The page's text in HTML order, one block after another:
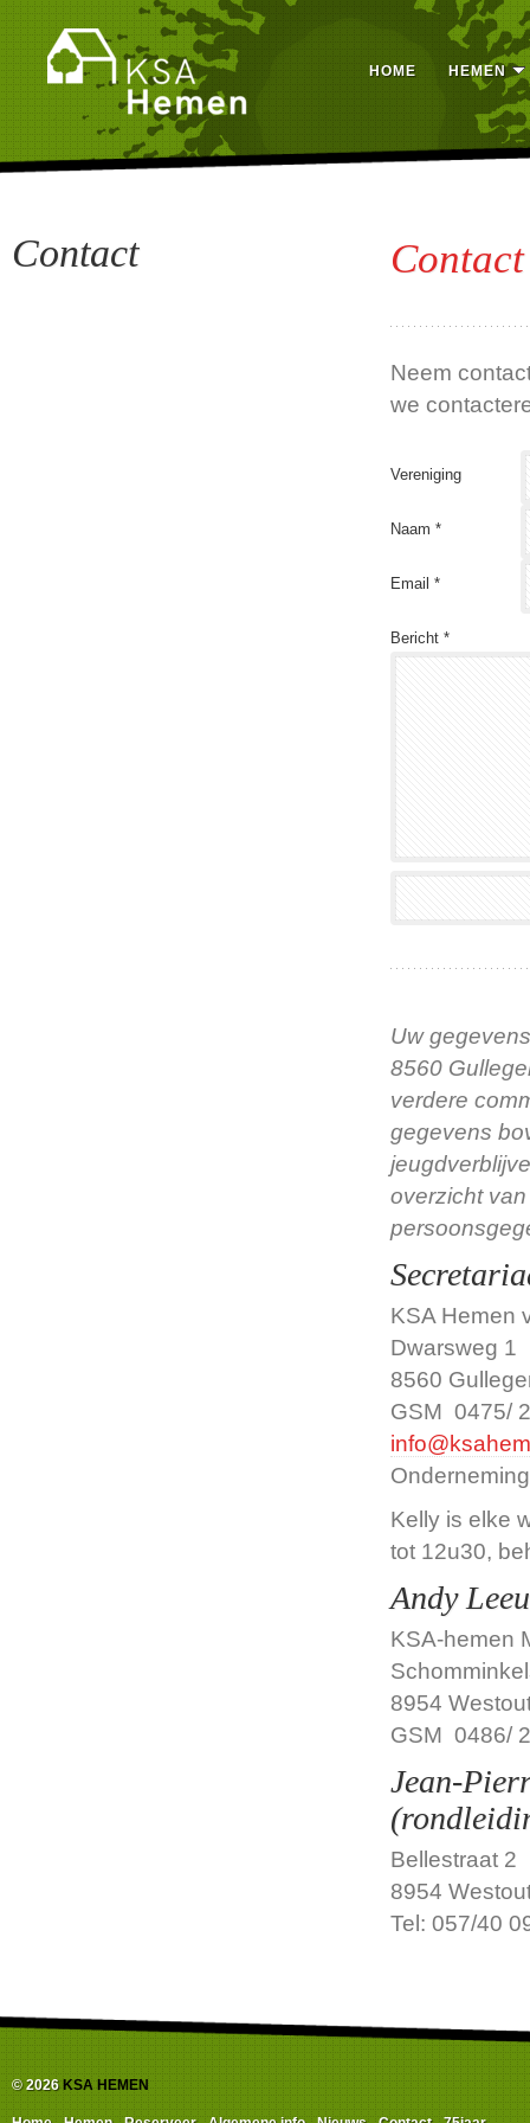
HOME HEMEN
Contact Contact
Neem
we
Vereniging
Naam *
Email *
Bericht *
Uw
8560
verdere
gegevens
overzicht
KSA Hemen
Dwarsweg 1
8560
GSM 0475/
Kelly is elke
tot 12u30,
Andy
KSA-hemen
8954
GSM 0486/
Jean-
Bellestraat 2
8954
Tel: 057/40
© 2026 KSA HEMEN